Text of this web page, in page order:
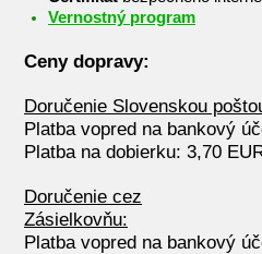
Vernostný program
Ceny dopravy:
Doručenie Slovenskou
Platba vopred na bankový
Platba na dobierku: 3,70
Doručenie cez
Zásielkovňu:
Platba vopred na bankový